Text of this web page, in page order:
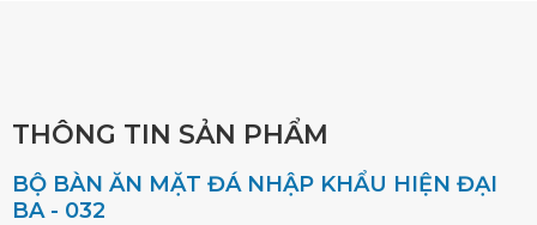
THÔNG TIN SẢN PHẨM
BỘ BÀN ĂN MẶT ĐÁ NHẬP KHẨU HIỆN ĐẠI
BA - 032